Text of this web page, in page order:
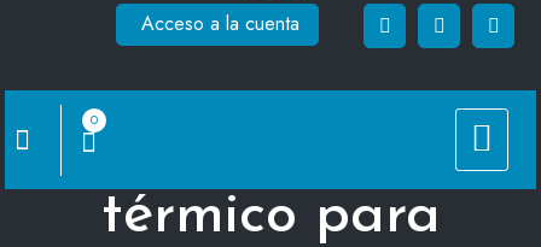
Acceso a la cuenta
0
térmico para